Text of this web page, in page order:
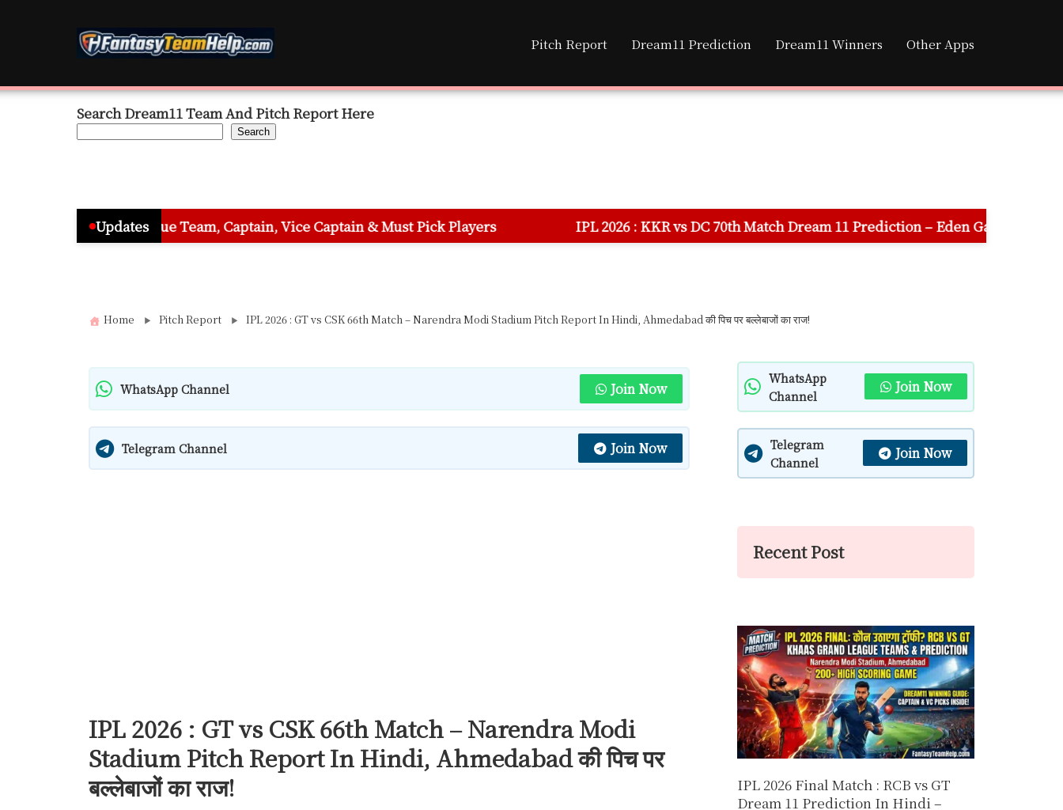
Pitch Report Dream11 Prediction Dream11 Winners Other Apps
Search Dream11 Team And Pitch Report Here
Search
Updates
Team, Captain, Vice Captain & Must Pick Players IPL 2026 : KKR vs DC 70th Match Dream 11 Prediction – Eden Gardens Stadium Pitch
Home Pitch Report IPL 2026 : GT vs CSK 66th Match – Narendra Modi Stadium Pitch Report In Hindi, Ahmedabad की पिच पर बल्लेबाजों का राज!
WhatsApp Channel Join Now
Telegram Channel Join Now
IPL 2026 : GT vs CSK 66th Match – Narendra Modi
Stadium Pitch Report In Hindi, Ahmedabad की पिच पर
बल्लेबाजों का राज!
WhatsApp
Channel
Join Now
Telegram
Channel
Join Now
Recent Post
IPL 2026 Final Match : RCB vs GT
Dream 11 Prediction In Hindi –